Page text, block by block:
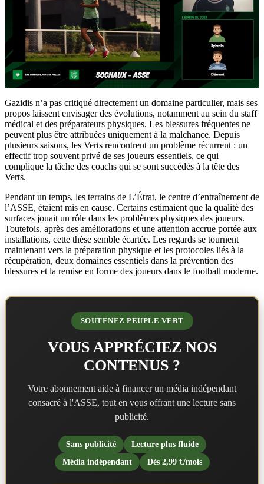
Gazidis n’a pas critiqué directement un domaine particulier, mais ses
propos laissent envisager des évolutions, notamment au sein du staff
médical et des préparateurs physiques. Les blessures fréquentes ne
peuvent plus être attribuées uniquement à la malchance. Depuis
plusieurs saisons, les Verts rencontrent un problème récurrent : un
effectif trop souvent privé de ses joueurs essentiels, ce qui
complique la tâche des coachs qui se sont succédés à la tête des
Verts.
Pendant un temps, les terrains de L’Étrat, le centre d’entraînement de
l’ASSE, étaient mis en cause. Certains estimaient que la qualité des
surfaces jouait un rôle dans les problèmes physiques des joueurs.
Toutefois, après des améliorations et une attention accrue portée aux
installations, cette thèse semble écartée. Les regards se tournent
maintenant vers la préparation physique et les protocoles liés à la
récupération, deux domaines essentiels dans la prévention des
blessures et la remise en forme des joueurs dans le football moderne.
SOUTENEZ PEUPLE VERT
VOUS APPRÉCIEZ NOS
CONTENUS ?
Votre abonnement aide à financer un média indépendant
consacré à l'ASSE, tout en vous offrant une lecture sans
publicité.
Sans publicité
Lecture plus fluide
Média indépendant
Dès 2,99 €/mois